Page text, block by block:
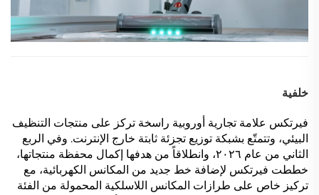
خلفية
فيرتكس علامة تجارية أوروبية راسخة تركز على منتجات التنظيف
البيئي، وتتمتّع بشبكة توزيع تجزئة ثابتة خارج الإنترنت. وفي الربع
الثاني من عام ٢٠٢٦، وانطلاقاً من هدفها إكمال محفظة منتجاتها،
خططت فيرتكس لإضافة خط جديد من المكانس الكهربائية، مع
تركيز خاص على طرازات المكانس اللاسلكية المحمولة من الفئة